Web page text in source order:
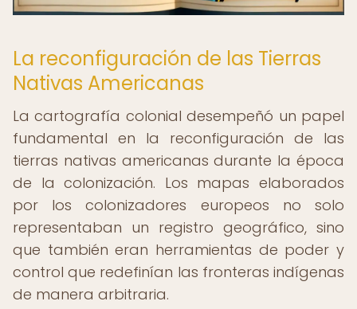
La reconfiguración de las Tierras
Nativas Americanas
La cartografía colonial desempeñó un papel
fundamental en la reconfiguración de las
tierras nativas americanas durante la época
de la colonización. Los mapas elaborados
por los colonizadores europeos no solo
representaban un registro geográfico, sino
que también eran herramientas de poder y
control que redefinían las fronteras indígenas
de manera arbitraria.